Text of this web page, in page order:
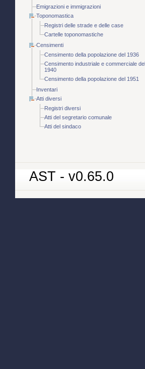
Emigrazioni e immigrazioni
Toponomastica
Registri delle strade e delle case
Cartelle toponomastiche
Censimenti
Censimento della popolazione del 1936
Censimento industriale e commerciale
1940
Censimento della popolazione del 1951
Inventari
Atti diversi
Registri diversi
Atti del segretario comunale
Atti del sindaco
AST - v0.65.0